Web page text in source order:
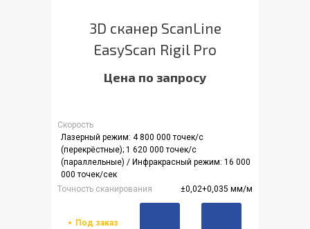
3D сканер ScanLine
EasyScan Rigil Pro
Цена по запросу
Скорость
Лазерный режим: 4 800 000 точек/с
(перекрёстные); 1 620 000 точек/с
(параллельные) / Инфракрасный режим: 16 000
000 точек/сек
Точность сканирования
±0,02+0,035 мм/м
Под заказ